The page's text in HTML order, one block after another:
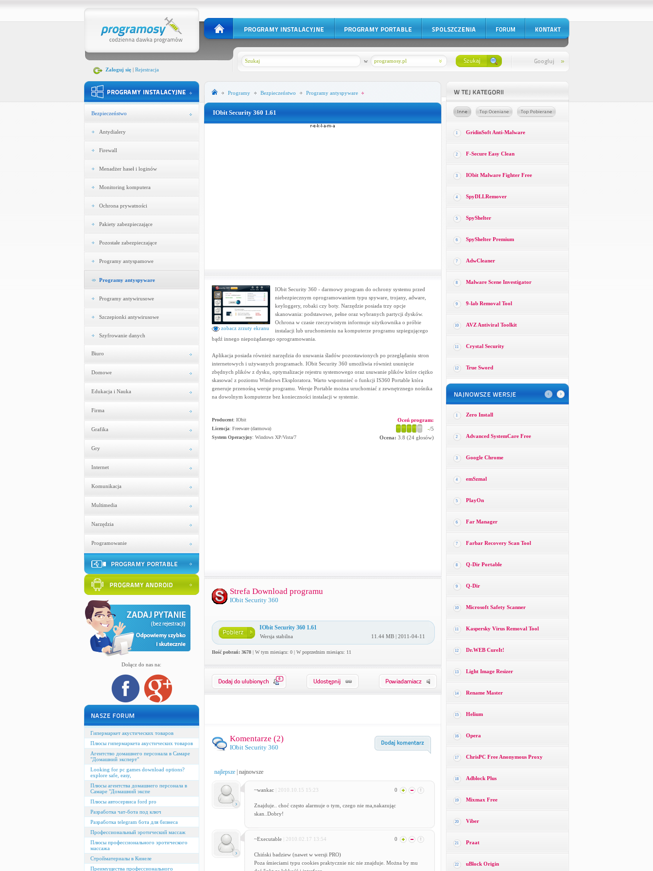
Zaloguj się| Rejestracja
programosy.pl
w
Bezpieczeństwo
Antydialery
Firewall
Menadżer haseł i loginów
Monitoring komputera
Ochrona prywatności
Pakiety zabezpieczające
Pozostałe zabezpieczające
Programy antyspamowe
Programy antyspyware
Programy antywirusowe
Szczepionki antywirusowe
Szyfrowanie danych
Biuro
Domowe
Edukacja i Nauka
Firma
Grafika
Gry
Internet
Komunikacja
Multimedia
Narzędzia
Programowanie
Dołącz do nas na:
Гипермаркет акустических товаров
Плюсы гипермаркета акустических товаров
Агентство домашнего персонала в Самаре
"Домашний эксперт"
Looking for pc games download options?
explore safe, easy,
Плюсы агентства домашнего персонала в
Самаре "Домашний экспе
Плюсы автосервиса ford pro
Разработка чат-бота под ключ
Разработка telegram бота для бизнеса
Профессиональный эротический массаж
Плюсы профессионального эротического
массажа
Стройматериалы в Кинеле
Преимущества профессионального
Programy Bezpieczeństwo Programy antyspyware
IObit Security 360 1.61
zobacz zrzuty ekranu
IObit Security 360 - darmowy program do ochrony systemu przed
niebezpiecznym oprogramowaniem typu spyware, trojany, adware,
keyloggery, robaki czy boty. Narzędzie posiada trzy opcje
skanowania: podstawowe, pełne oraz wybranych partycji dysków.
Ochrona w czasie rzeczywistym informuje użytkownika o próbie
instalacji lub uruchomieniu na komputerze programu szpiegującego
bądź innego niepożądanego oprogramowania.
Aplikacja posiada również narzędzia do usuwania śladów pozostawionych po przeglądaniu stron
internetowych i używanych programach. IObit Security 360 umożliwia również usunięcie
zbędnych plików z dysku, optymalizacje rejestru systemowego oraz usuwanie plików które ciężko
skasować z poziomu Windows Eksploratora. Warto wspomnieć o funkcji IS360 Portable która
generuje przenośną wersje programu. Wersje Portable można uruchomiać z zewnętrznego nośnika
na dowolnym komputerze bez konieczności instalacji w systemie.
Producent: IObit
Licencja: Freeware (darmowa)
System Operacyjny: Windows XP/Vista/7
Oceń program:
-/5
Ocena: 3.8 (24głosów)
Strefa Download programu
IObit Security 360
IObit Security 360 1.61
Wersja stabilna 11.44 MB | 2011-04-11
Ilość pobrań: 3678| W tym miesiącu: 0 | W poprzednim miesiącu: 11
0
Komentarze (2)
IObit Security 360
najlepsze| najnowsze
~wankac | 2010.10.15 15:23 0
Znajduje.. choć często alarmuje o tym, czego nie ma,nakazując
skan..Dobry!
~Executable | 2010.02.17 13:54 0
Chiński badziew (nawet w wersji PRO)
Poza śmieciami typu cookies praktycznie nic nie znajduje. Można by mu
1 GridinSoft Anti-Malware
2 F-Secure Easy Clean
3 IObit Malware Fighter Free
4 SpyDLLRemover
5 SpyShelter
6 SpyShelter Premium
7 AdwCleaner
8 Malware Scene Investigator
9 9-lab Removal Tool
10 AVZ Antiviral Toolkit
11 Crystal Security
12 True Sword
1 Zero Install
2 Advanced SystemCare Free
3 Google Chrome
4 emSzmal
5 PlayOn
6 Far Manager
7 Farbar Recovery Scan Tool
8 Q-Dir Portable
9 Q-Dir
10 Microsoft Safety Scanner
11 Kaspersky Virus Removal Tool
12 Dr.WEB CureIt!
13 Light Image Resizer
14 Rename Master
15 Helium
16 Opera
17 ChrisPC Free Anonymous Proxy
18 Adblock Plus
19 Mixmax Free
20 Viber
21 Praat
22 uBlock Origin